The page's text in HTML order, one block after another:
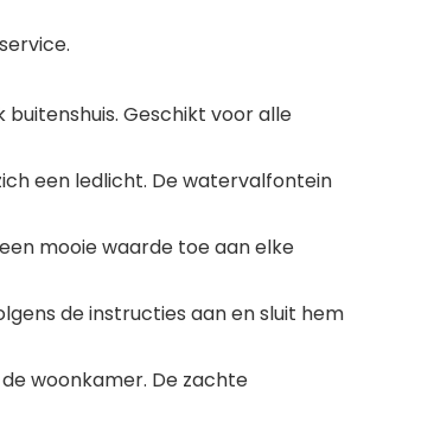
Geschikt voor alle
een ledlicht. De watervalfontein
mooie waarde toe aan elke
de instructies aan en sluit hem
woonkamer. De zachte